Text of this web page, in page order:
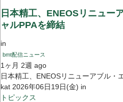
日本精工、ENEOSリニュー
ャルPPAを締結
in
bmt配信ニュース
1ヶ月 2週 ago
日本精工、ENEOSリニューアブル・
kat 2026年06日19日(金) in
トピックス